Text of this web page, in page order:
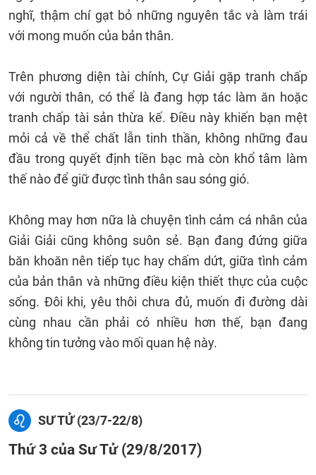
nghĩ, thậm chí gạt bỏ những nguyên tắc và làm trái
với mong muốn của bản thân.
Trên phương diện tài chính, Cự Giải gặp tranh chấp
với người thân, có thể là đang hợp tác làm ăn hoặc
tranh chấp tài sản thừa kế. Điều này khiến bạn mệt
mỏi cả về thể chất lẫn tinh thần, không những đau
đầu trong quyết định tiền bạc mà còn khổ tâm làm
thế nào để giữ được tình thân sau sóng gió.
Không may hơn nữa là chuyện tình cảm cá nhân của
Giải Giải cũng không suôn sẻ. Bạn đang đứng giữa
băn khoăn nên tiếp tục hay chấm dứt, giữa tình cảm
của bản thân và những điều kiện thiết thực của cuộc
sống. Đôi khi, yêu thôi chưa đủ, muốn đi đường dài
cùng nhau cần phải có nhiều hơn thế, bạn đang
không tin tưởng vào mối quan hệ này.
SƯ TỬ (23/7-22/8)
Thứ 3 của Sư Tử (29/8/2017)